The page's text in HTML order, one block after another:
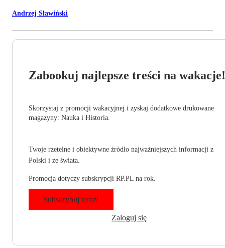
Andrzej Sławiński
Zabookuj najlepsze treści na wakacje!
Skorzystaj z promocji wakacyjnej i zyskaj dodatkowe drukowane
magazyny: Nauka i Historia.
Twoje rzetelne i obiektywne źródło najważniejszych informacji z
Polski i ze świata.
Promocja dotyczy subskrypcji RP.PL na rok.
Subskrybuj teraz!
Zaloguj się